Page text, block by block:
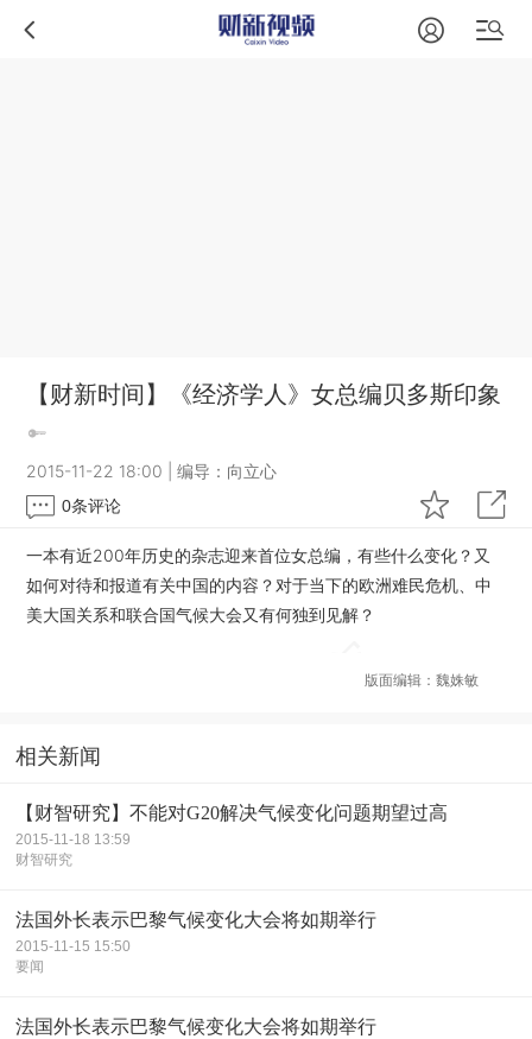
【财新时间】《经济学人》女总编贝多斯印象
2015-11-22 18:00 |编导：向立心
0条评论
一本有近200年历史的杂志迎来首位女总编，有些什么变化？又
如何对待和报道有关中国的内容？对于当下的欧洲难民危机、中
美大国关系和联合国气候大会又有何独到见解？
版面编辑：魏姝敏
相关新闻
【财智研究】不能对G20解决气候变化问题期望过高
2015-11-18 13:59
财智研究
法国外长表示巴黎气候变化大会将如期举行
2015-11-15 15:50
要闻
法国外长表示巴黎气候变化大会将如期举行